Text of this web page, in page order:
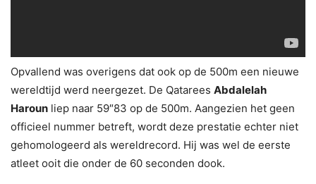
Opvallend was overigens dat ook op de 500m een nieuwe
wereldtijd werd neergezet. De Qatarees Abdalelah
Haroun liep naar 59″83 op de 500m. Aangezien het geen
officieel nummer betreft, wordt deze prestatie echter niet
gehomologeerd als wereldrecord. Hij was wel de eerste
atleet ooit die onder de 60 seconden dook.